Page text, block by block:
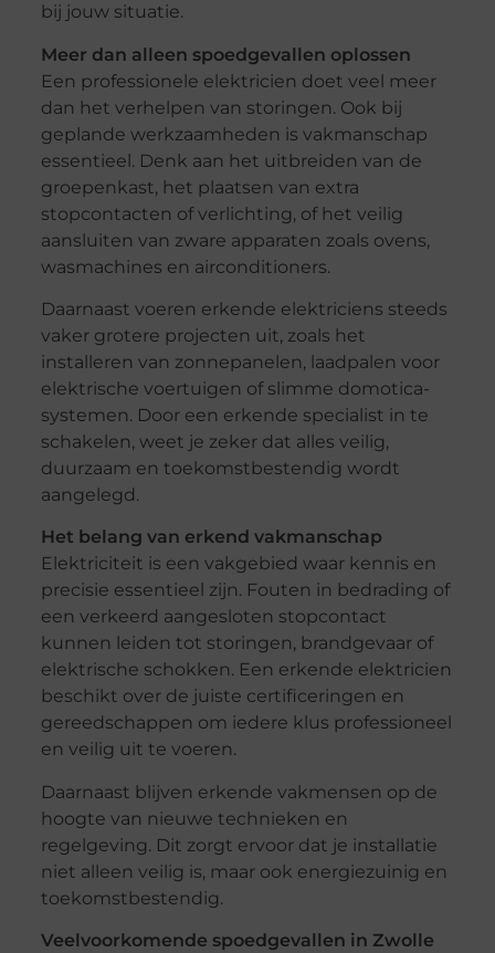
bij jouw situatie.
Meer dan alleen spoedgevallen oplossen
Een professionele elektricien doet veel meer
dan het verhelpen van storingen. Ook bij
geplande werkzaamheden is vakmanschap
essentieel. Denk aan het uitbreiden van de
groepenkast, het plaatsen van extra
stopcontacten of verlichting, of het veilig
aansluiten van zware apparaten zoals ovens,
wasmachines en airconditioners.
Daarnaast voeren erkende elektriciens steeds
vaker grotere projecten uit, zoals het
installeren van zonnepanelen, laadpalen voor
elektrische voertuigen of slimme domotica-
systemen. Door een erkende specialist in te
schakelen, weet je zeker dat alles veilig,
duurzaam en toekomstbestendig wordt
aangelegd.
Het belang van erkend vakmanschap
Elektriciteit is een vakgebied waar kennis en
precisie essentieel zijn. Fouten in bedrading of
een verkeerd aangesloten stopcontact
kunnen leiden tot storingen, brandgevaar of
elektrische schokken. Een erkende elektricien
beschikt over de juiste certificeringen en
gereedschappen om iedere klus professioneel
en veilig uit te voeren.
Daarnaast blijven erkende vakmensen op de
hoogte van nieuwe technieken en
regelgeving. Dit zorgt ervoor dat je installatie
niet alleen veilig is, maar ook energiezuinig en
toekomstbestendig.
Veelvoorkomende spoedgevallen in Zwolle